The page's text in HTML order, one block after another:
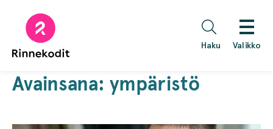
sisältöön
Haku Valikko
Avainsana: ympäristö